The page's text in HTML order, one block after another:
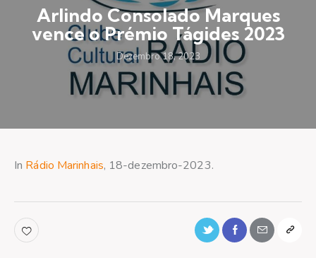
Arlindo Consolado Marques
vence o Prémio Tágides 2023
Dezembro 18, 2023
In Rádio Marinhais, 18-dezembro-2023.